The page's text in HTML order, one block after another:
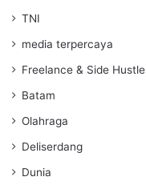
TNI
media terpercaya
Freelance & Side Hustle
Batam
Olahraga
Deliserdang
Dunia